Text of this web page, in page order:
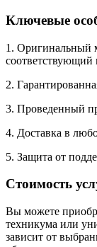
Ключевые
1. Оригинальный
соответствующий
2.
3. Проведенный
4. Доставка в
5. Защита от
Стоимость
Вы можете
техникума или
зависит от